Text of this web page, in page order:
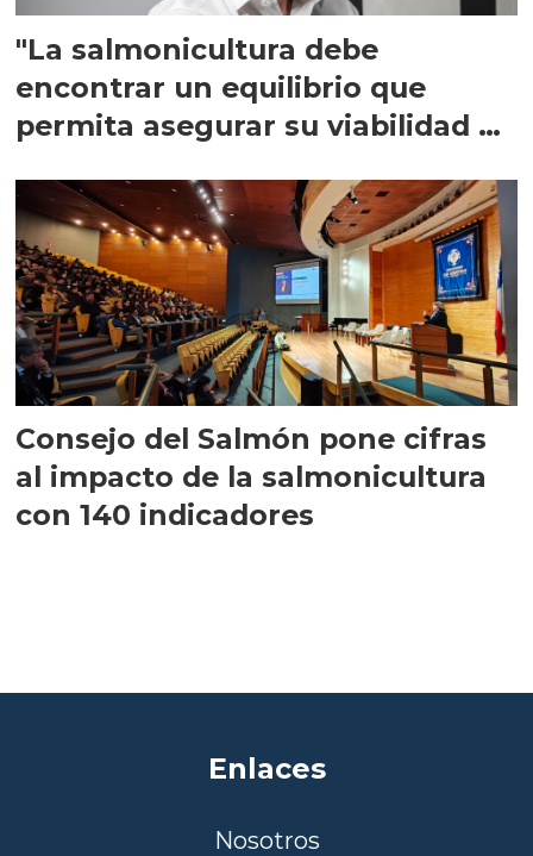
"La salmonicultura debe
encontrar un equilibrio que
permita asegurar su viabilidad de
Consejo del Salmón pone cifras
al impacto de la salmonicultura
con 140 indicadores
Enlaces
Nosotros